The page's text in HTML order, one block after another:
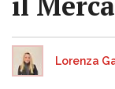
Lorenza